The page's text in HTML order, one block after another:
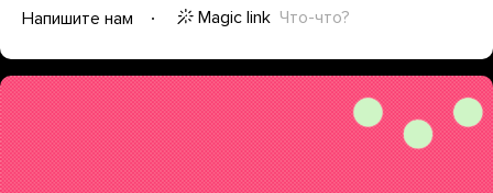
Напишите нам
Magic link Что-что?